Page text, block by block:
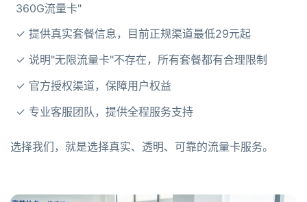
360G流量卡"
✓ 提供真实套餐信息，目前正规渠道最低29元起
✓ 说明"无限流量卡"不存在，所有套餐都有合理限制
✓ 官方授权渠道，保障用户权益
✓ 专业客服团队，提供全程服务支持
选择我们，就是选择真实、透明、可靠的流量卡服务。